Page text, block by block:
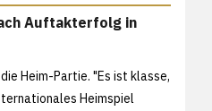
Auftakterfolg in
Heim-Partie. "Es ist klasse,
Heimspiel